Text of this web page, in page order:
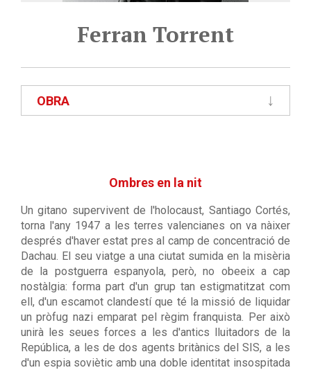
Ferran Torrent
OBRA
Ombres en la nit
Un gitano supervivent de l'holocaust, Santiago Cortés,
torna l'any 1947 a les terres valencianes on va nàixer
després d'haver estat pres al camp de concentració de
Dachau. El seu viatge a una ciutat sumida en la misèria
de la postguerra espanyola, però, no obeeix a cap
nostàlgia: forma part d'un grup tan estigmatitzat com
ell, d'un escamot clandestí que té la missió de liquidar
un pròfug nazi emparat pel règim franquista. Per això
unirà les seues forces a les d'antics lluitadors de la
República, a les de dos agents britànics del SIS, a les
d'un espia soviètic amb una doble identitat insospitada